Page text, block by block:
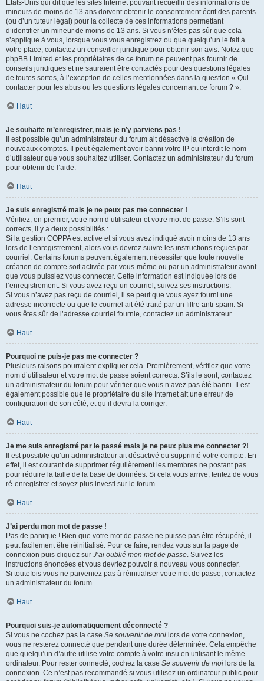
États-Unis qui dit que les sites Internet pouvant recueillir des informations de
mineurs de moins de 13 ans doivent obtenir le consentement écrit des parents
(ou d’un tuteur légal) pour la collecte de ces informations permettant
d’identifier un mineur de moins de 13 ans. Si vous n’êtes pas sûr que cela
s’applique à vous, lorsque vous vous enregistrez ou que quelqu’un le fait à
votre place, contactez un conseiller juridique pour obtenir son avis. Notez que
phpBB Limited et les propriétaires de ce forum ne peuvent pas fournir de
conseils juridiques et ne sauraient être contactés pour des questions légales
de toutes sortes, à l’exception de celles mentionnées dans la question « Qui
contacter pour les abus ou les questions légales concernant ce forum ? ».
Haut
Je souhaite m’enregistrer, mais je n’y parviens pas !
Il est possible qu’un administrateur du forum ait désactivé la création de
nouveaux comptes. Il peut également avoir banni votre IP ou interdit le nom
d’utilisateur que vous souhaitez utiliser. Contactez un administrateur du forum
pour obtenir de l’aide.
Haut
Je suis enregistré mais je ne peux pas me connecter !
Vérifiez, en premier, votre nom d’utilisateur et votre mot de passe. S’ils sont
corrects, il y a deux possibilités :
Si la gestion COPPA est active et si vous avez indiqué avoir moins de 13 ans
lors de l’enregistrement, alors vous devrez suivre les instructions reçues par
courriel. Certains forums peuvent également nécessiter que toute nouvelle
création de compte soit activée par vous-même ou par un administrateur avant
que vous puissiez vous connecter. Cette information est indiquée lors de
l’enregistrement. Si vous avez reçu un courriel, suivez ses instructions.
Si vous n’avez pas reçu de courriel, il se peut que vous ayez fourni une
adresse incorrecte ou que le courriel ait été traité par un filtre anti-spam. Si
vous êtes sûr de l’adresse courriel fournie, contactez un administrateur.
Haut
Pourquoi ne puis-je pas me connecter ?
Plusieurs raisons pourraient expliquer cela. Premièrement, vérifiez que votre
nom d’utilisateur et votre mot de passe soient corrects. S’ils le sont, contactez
un administrateur du forum pour vérifier que vous n’avez pas été banni. Il est
également possible que le propriétaire du site Internet ait une erreur de
configuration de son côté, et qu’il devra la corriger.
Haut
Je me suis enregistré par le passé mais je ne peux plus me connecter ?!
Il est possible qu’un administrateur ait désactivé ou supprimé votre compte. En
effet, il est courant de supprimer régulièrement les membres ne postant pas
pour réduire la taille de la base de données. Si cela vous arrive, tentez de vous
ré-enregistrer et soyez plus investi sur le forum.
Haut
J’ai perdu mon mot de passe !
Pas de panique ! Bien que votre mot de passe ne puisse pas être récupéré, il
peut facilement être réinitialisé. Pour ce faire, rendez vous sur la page de
connexion puis cliquez sur J’ai oublié mon mot de passe. Suivez les
instructions énoncées et vous devriez pouvoir à nouveau vous connecter.
Si toutefois vous ne parveniez pas à réinitialiser votre mot de passe, contactez
un administrateur du forum.
Haut
Pourquoi suis-je automatiquement déconnecté ?
Si vous ne cochez pas la case Se souvenir de moi lors de votre connexion,
vous ne resterez connecté que pendant une durée déterminée. Cela empêche
que quelqu’un d’autre utilise votre compte à votre insu en utilisant le même
ordinateur. Pour rester connecté, cochez la case Se souvenir de moi lors de la
connexion. Ce n’est pas recommandé si vous utilisez un ordinateur public pour